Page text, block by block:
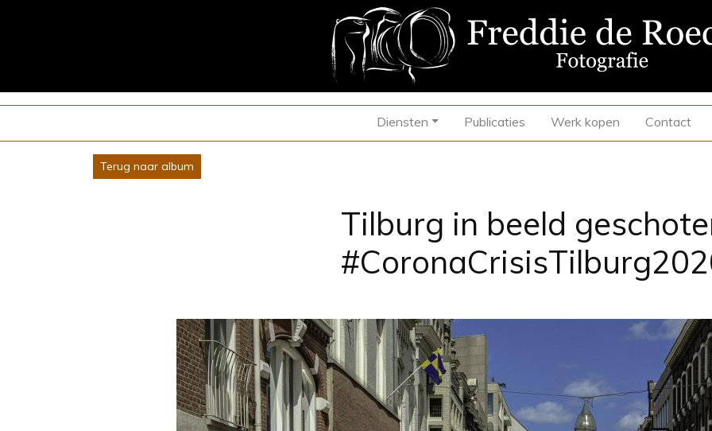
Diensten Publicaties Werk kopen Contact
Terug naar album
Tilburg in beeld